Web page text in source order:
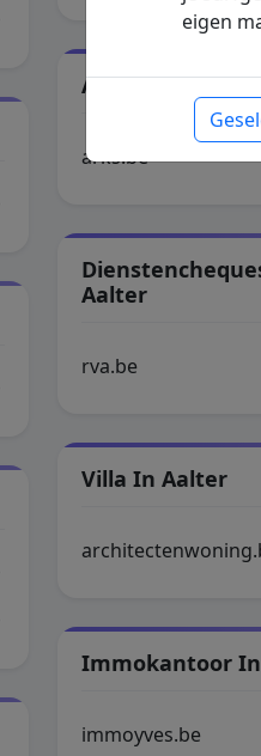
Architect In
arks.be
Aalter
rva.be
Villa In Aalter
Immokantoor
immoyves.be
eigen